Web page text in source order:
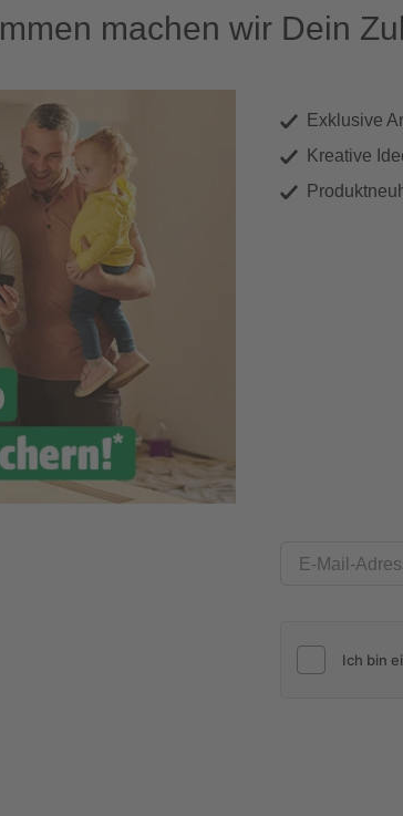
machen wir Dein
Exklusive
Kreative
E-Mail-